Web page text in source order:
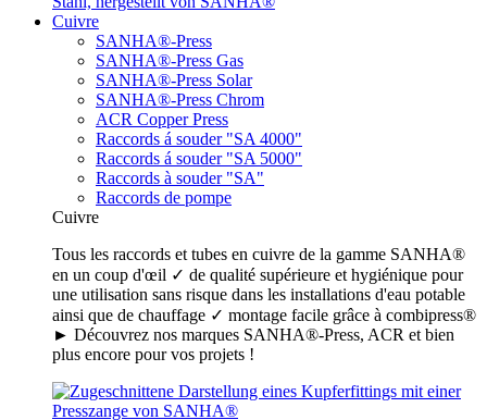
Cuivre
SANHA®-Press
SANHA®-Press Gas
SANHA®-Press Solar
SANHA®-Press Chrom
ACR Copper Press
Raccords á souder "SA 4000"
Raccords á souder "SA 5000"
Raccords à souder "SA"
Raccords de pompe
Cuivre
Tous les raccords et tubes en cuivre de la gamme SANHA®
en un coup d'œil ✓ de qualité supérieure et hygiénique pour
une utilisation sans risque dans les installations d'eau potable
ainsi que de chauffage ✓ montage facile grâce à combipress®
► Découvrez nos marques SANHA®-Press, ACR et bien
plus encore pour vos projets !